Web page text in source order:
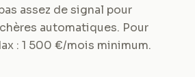
assez de signal pour
automatiques. Pour
: 1 500 €/mois minimum.